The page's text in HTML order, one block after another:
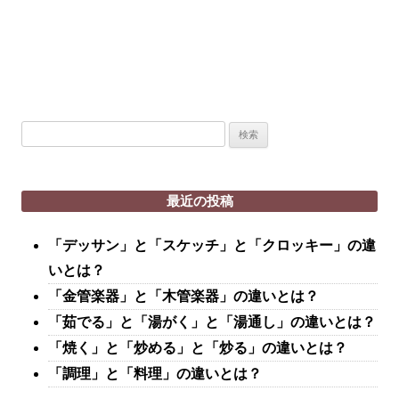
最近の投稿
「デッサン」と「スケッチ」と「クロッキー」の違
いとは？
「金管楽器」と「木管楽器」の違いとは？
「茹でる」と「湯がく」と「湯通し」の違いとは？
「焼く」と「炒める」と「炒る」の違いとは？
「調理」と「料理」の違いとは？